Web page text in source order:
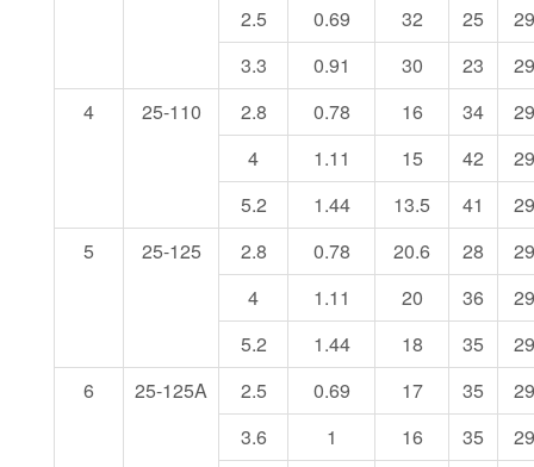
2.5
0.69 32 25
3.3
0.91 30 23
4
25-110 2.8 0.78 16 34
4
1.11 15 42
5.2
1.44 13.5 41
5
25-125 2.8 0.78 20.6 28
4
1.11 20 36
5.2
1.44 18 35
6
25-125A 2.5 0.69 17 35
3.6
1 16 35